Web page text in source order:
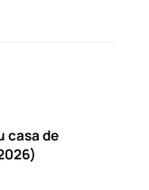
casa de